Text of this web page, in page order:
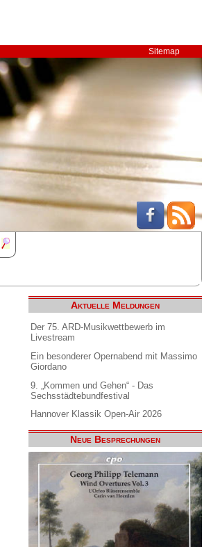
Sitemap
Aktuelle Meldungen
Der 75. ARD-Musikwettbewerb im
Livestream
Ein besonderer Opernabend mit Massimo
Giordano
9. „Kommen und Gehen“ - Das
Sechsstädtebundfestival
Hannover Klassik Open-Air 2026
Neue Besprechungen